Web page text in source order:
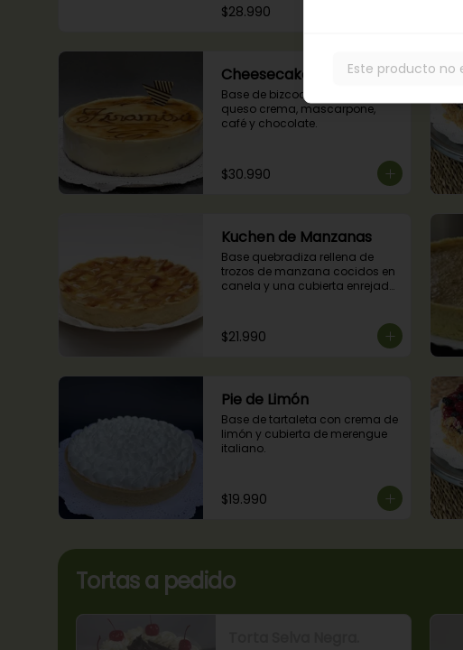
$28.990
Cheesecake Tiramisú
Base de bizcocho de chocolate,
queso crema, mascarpone,
café y chocolate.
$30.990
Kuchen de Manzanas
Base quebradiza rellena de
trozos de manzana cocidos en
canela y una cubierta enrejada
$21.990
Pie de Limón
Base de tartaleta con crema de
limón y cubierta de merengue
italiano.
$19.990
Tortas a pedido
Este producto no